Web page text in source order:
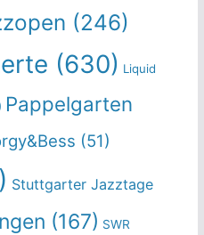
(246)
(630) Liquid
Pappelgarten
(51)
Stuttgarter Jazztage
(167) SWR